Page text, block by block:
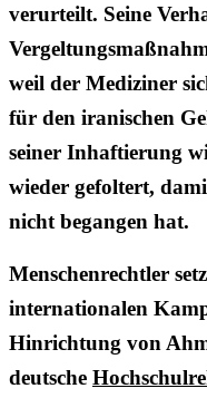
verurteilt. Seine
weil der Mediziner
für den iranischen
seiner Inhaftierung
wieder gefoltert,
nicht begangen hat.
Menschenrechtler
internationalen
Hinrichtung von
deutsche